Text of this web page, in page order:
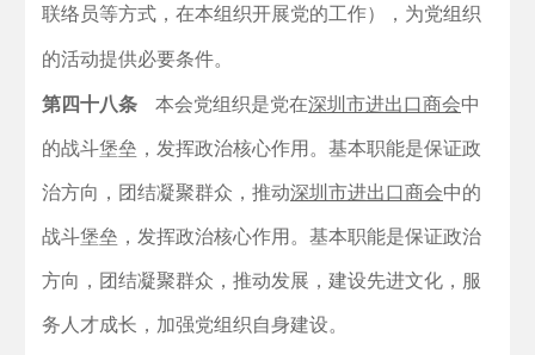
联络员等方式，在本组织开展党的工作），为党组织
的活动提供必要条件。
第四十八条 本会党组织是党在深圳市进出口商会中
的战斗堡垒，发挥政治核心作用。基本职能是保证政
治方向，团结凝聚群众，推动深圳市进出口商会中的
战斗堡垒，发挥政治核心作用。基本职能是保证政治
方向，团结凝聚群众，推动发展，建设先进文化，服
务人才成长，加强党组织自身建设。